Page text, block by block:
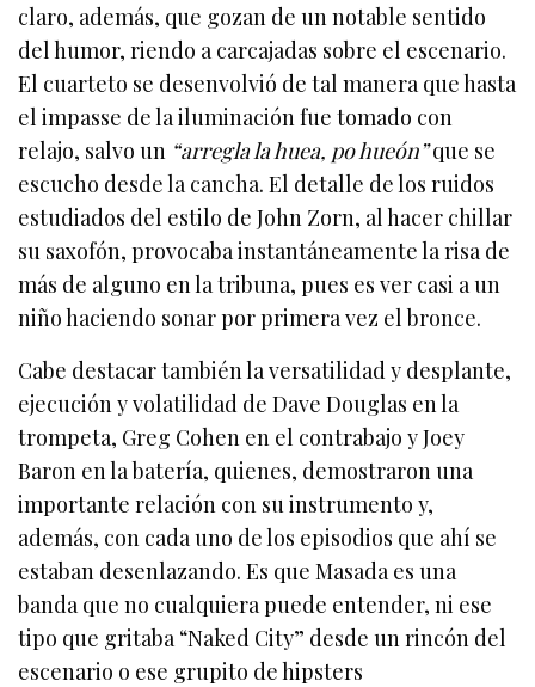
claro, además, que gozan de un notable sentido
del humor, riendo a carcajadas sobre el escenario.
El cuarteto se desenvolvió de tal manera que hasta
el impasse de la iluminación fue tomado con
relajo, salvo un “arregla la huea, po hueón”que se
escucho desde la cancha. El detalle de los ruidos
estudiados del estilo de John Zorn, al hacer chillar
su saxofón, provocaba instantáneamente la risa de
más de alguno en la tribuna, pues es ver casi a un
niño haciendo sonar por primera vez el bronce.
Cabe destacar también la versatilidad y desplante,
ejecución y volatilidad de Dave Douglas en la
trompeta, Greg Cohen en el contrabajo y Joey
Baron en la batería, quienes, demostraron una
importante relación con su instrumento y,
además, con cada uno de los episodios que ahí se
estaban desenlazando. Es que Masada es una
banda que no cualquiera puede entender, ni ese
tipo que gritaba “Naked City” desde un rincón del
escenario o ese grupito de hipsters